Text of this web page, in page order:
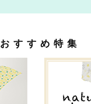
おすすめ特集